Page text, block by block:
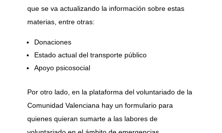
que se va actualizando la información sobre estas
materias, entre otras:
Donaciones
Estado actual del transporte público
Apoyo psicosocial
Por otro lado, en la plataforma del voluntariado de la
Comunidad Valenciana hay un formulario para
quienes quieran sumarte a las labores de